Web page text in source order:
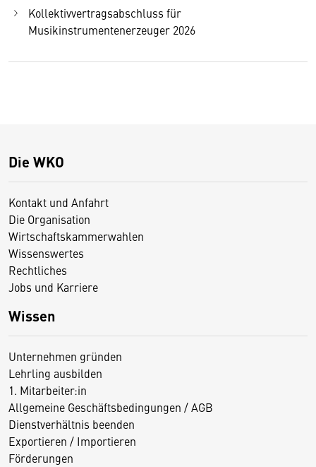
Kollektivvertragsabschluss für
Musikinstrumentenerzeuger 2026
Die WKO
Kontakt und Anfahrt
Die Organisation
Wirtschaftskammerwahlen
Wissenswertes
Rechtliches
Jobs und Karriere
Wissen
Unternehmen gründen
Lehrling ausbilden
1. Mitarbeiter:in
Allgemeine Geschäftsbedingungen / AGB
Dienstverhältnis beenden
Exportieren / Importieren
Förderungen